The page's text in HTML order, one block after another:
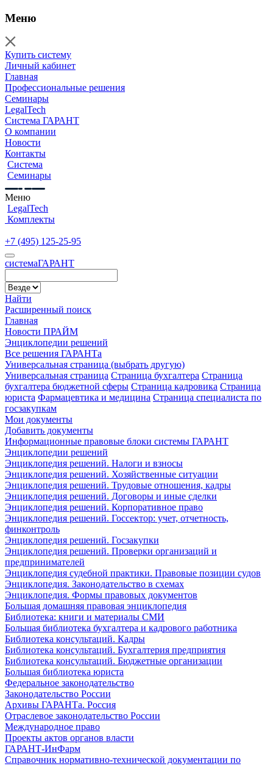
Меню
Купить систему
Личный кабинет
Главная
Профессиональные решения
Семинары
LegalTech
Система ГАРАНТ
О компании
Новости
Контакты
Система
Семинары
Меню
LegalTech
Комплекты
+7 (495) 125-25-95
cистемаГАРАНТ
Найти
Расширенный поиск
Главная
Новости ПРАЙМ
Энциклопедии решений
Все решения ГАРАНТа
Универсальная страница (выбрать другую)
Универсальная страница Страница бухгалтера Страница
бухгалтера бюджетной сферы Страница кадровика Страница
юриста Фармацевтика и медицина Страница специалиста по
госзакупкам
Мои документы
Добавить документы
Информационные правовые блоки системы ГАРАНТ
Энциклопедии решений
Энциклопедия решений. Налоги и взносы
Энциклопедия решений. Хозяйственные ситуации
Энциклопедия решений. Трудовые отношения, кадры
Энциклопедия решений. Договоры и иные сделки
Энциклопедия решений. Корпоративное право
Энциклопедия решений. Госсектор: учет, отчетность,
финконтроль
Энциклопедия решений. Госзакупки
Энциклопедия решений. Проверки организаций и
предпринимателей
Энциклопедия судебной практики. Правовые позиции судов
Энциклопедия. Законодательство в схемах
Энциклопедия. Формы правовых документов
Большая домашняя правовая энциклопедия
Библиотека: книги и материалы СМИ
Большая библиотека бухгалтера и кадрового работника
Библиотека консультаций. Кадры
Библиотека консультаций. Бухгалтерия предприятия
Библиотека консультаций. Бюджетные организации
Большая библиотека юриста
Федеральное законодательство
Законодательство России
Архивы ГАРАНТа. Россия
Отраслевое законодательство России
Международное право
Проекты актов органов власти
ГАРАНТ-ИнФарм
Справочник нормативно-технической документации по